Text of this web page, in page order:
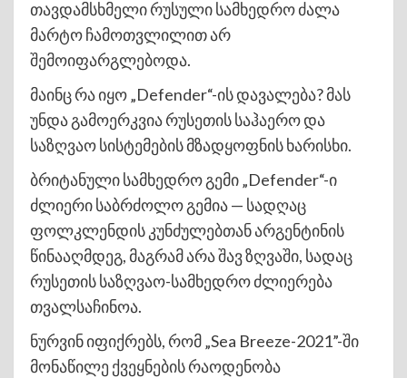
თავდამსხმელი რუსული სამხედრო ძალა
მარტო ჩამოთვლილით არ
შემოიფარგლებოდა.
მაინც რა იყო „Defender“-ის დავალება? მას
უნდა გამოერკვია რუსეთის საჰაერო და
საზღვაო სისტემების მზადყოფნის ხარისხი.
ბრიტანული სამხედრო გემი „Defender“-ი
ძლიერი საბრძოლო გემია — სადღაც
ფოლკლენდის კუნძულებთან არგენტინის
წინააღმდეგ, მაგრამ არა შავ ზღვაში, სადაც
რუსეთის საზღვაო-სამხედრო ძლიერება
თვალსაჩინოა.
ნურვინ იფიქრებს, რომ „Sea Breeze-2021”-ში
მონაწილე ქვეყნების რაოდენობა